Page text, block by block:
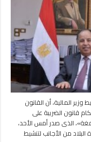
المضافة
يستحدث
نصاً
لتيسير
رد
الضريبة
لمغادرى
البلاد
الأجانب
مغلقة
المالية، أن القانون
بعض أحكام قانون الضريبة على
الذى صدر أمس الأحد،
من الأجانب لتنشيط